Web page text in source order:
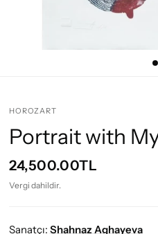
HOROZART
Portrait with
24,500.00TL
Vergi dahildir.
Sanatçı: Shahnaz Aghayeva